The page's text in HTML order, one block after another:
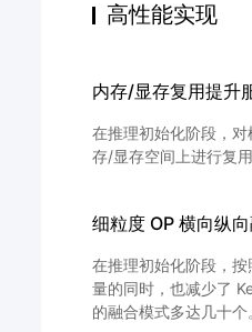
高性能实现
内存/显存复用提升
在推理初始化阶段，
存/显存空间上进行复
细粒度 OP 横向纵
在推理初始化阶段，
量的同时，也减少了
的融合模式多达几十个